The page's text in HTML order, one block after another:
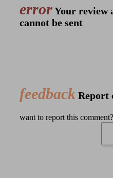
errorYour review
cannot be sent
feedback Report
want to report this comment?